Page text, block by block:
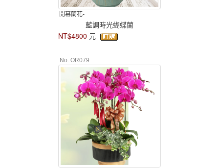
開幕蘭花-
藍調時光蝴蝶蘭
NT$4800 元
No. OR079